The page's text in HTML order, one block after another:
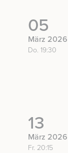
05
März 2026
Do. 19:30
13
März 2026
Fr. 20:15